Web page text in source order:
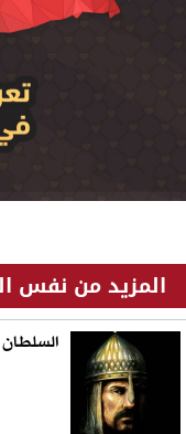
المزيد من نفس